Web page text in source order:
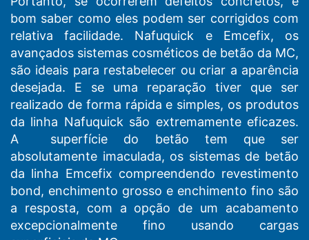
bom saber como eles podem ser corrigidos com
relativa facilidade. Nafuquick e Emcefix, os
avançados sistemas cosméticos de betão da MC,
são ideais para restabelecer ou criar a aparência
desejada. E se uma reparação tiver que ser
realizado de forma rápida e simples, os produtos
da linha Nafuquick são extremamente eficazes.
A superfície do betão tem que ser
absolutamente imaculada, os sistemas de betão
da linha Emcefix compreendendo revestimento
bond, enchimento grosso e enchimento fino são
a resposta, com a opção de um acabamento
excepcionalmente fino usando cargas